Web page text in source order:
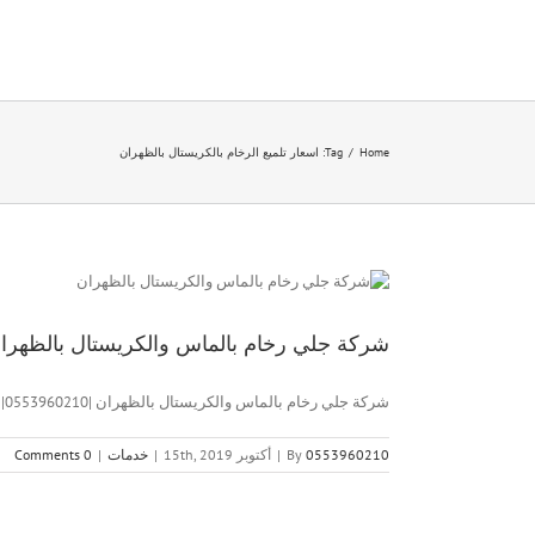
Home
/
Tag: اسعار تلميع الرخام بالكريستال بالظهران
شركة جلي رخام بالماس والكريستال بالظهران |0553960210|ارخص
شركة جلي رخام بالماس والكريستال بالظهران |0553960210| ارخص الاسعار شركة [...]
By 0553960210
| أكتوبر 15th, 2019 | خدمات |
0 Comments